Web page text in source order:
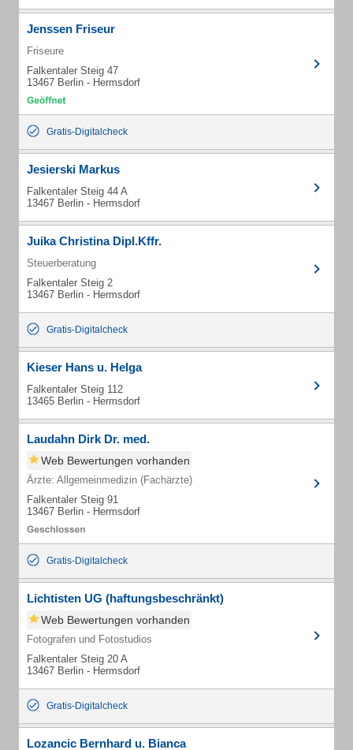
Jenssen Friseur
Friseure
Falkentaler Steig 47
13467 Berlin - Hermsdorf
Gratis-Digitalcheck
Jesierski Markus
Falkentaler Steig 44 A
13467 Berlin - Hermsdorf
Juika Christina Dipl.Kffr.
Steuerberatung
Falkentaler Steig 2
13467 Berlin - Hermsdorf
Gratis-Digitalcheck
Kieser Hans u. Helga
Falkentaler Steig 112
13465 Berlin - Hermsdorf
Laudahn Dirk Dr. med.
Web Bewertungen vorhanden
Ärzte: Allgemeinmedizin (Fachärzte)
Falkentaler Steig 91
13467 Berlin - Hermsdorf
Gratis-Digitalcheck
Lichtisten UG (haftungsbeschränkt)
Web Bewertungen vorhanden
Fotografen und Fotostudios
Falkentaler Steig 20 A
13467 Berlin - Hermsdorf
Gratis-Digitalcheck
Lozancic Bernhard u. Bianca